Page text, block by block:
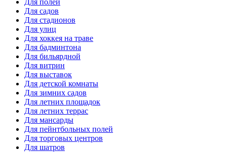
Для садов
Для стадионов
Для улиц
Для хоккея на траве
Для бадминтона
Для бильярдной
Для витрин
Для выставок
Для детской комнаты
Для зимних садов
Для летних площадок
Для летних террас
Для мансарды
Для пейнтбольных полей
Для торговых центров
Для шатров